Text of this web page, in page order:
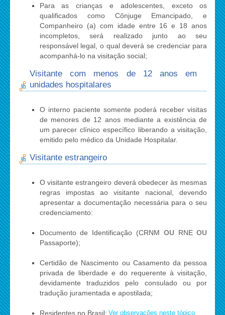
Para as crianças e adolescentes, exceto os
qualificados como Cônjuge Emancipado, e
Companheiro (a) com idade entre 16 e 18 anos
incompletos, será realizado junto ao seu
responsável legal, o qual deverá se credenciar para
acompanhá-lo na visitação social;
Visitante com menos de 12 anos em
unidades hospitalares
O interno paciente somente poderá receber visitas
de menores de 12 anos mediante a existência de
um parecer clínico específico liberando a visitação,
emitido pelo médico da Unidade Hospitalar.
Visitante estrangeiro
O visitante estrangeiro deverá obedecer às mesmas
regras impostas ao visitante nacional, devendo
apresentar a documentação necessária para o seu
credenciamento:
Documento de Identificação (CRNM OURNEOU
Passaporte);
Certidão de Nascimento ou Casamento da pessoa
privada de liberdade e do requerente à visitação,
devidamente traduzidos pelo consulado ou por
tradução juramentada e apostilada;
Residentes no Brasil: Ver observações neste tópico